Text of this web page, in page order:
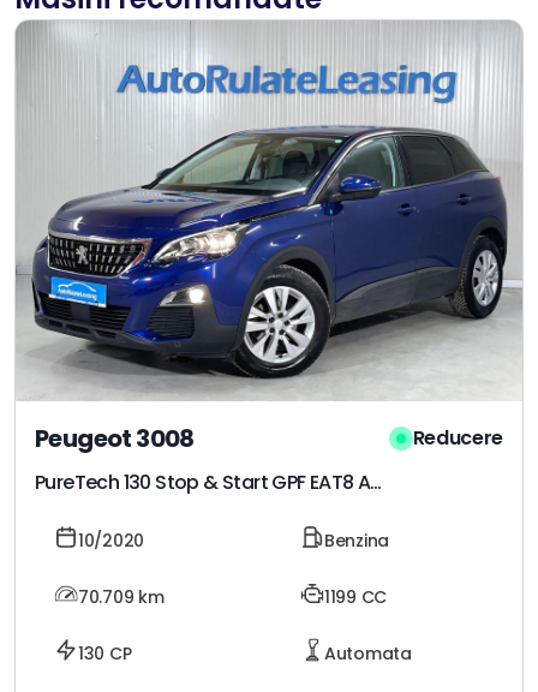
Peugeot 3008
PureTech 130 Stop & Start GPF EAT8 Active Business-Paket
Reducere
10/2020 Benzina
70.709 km 1199 CC
130 CP Automata